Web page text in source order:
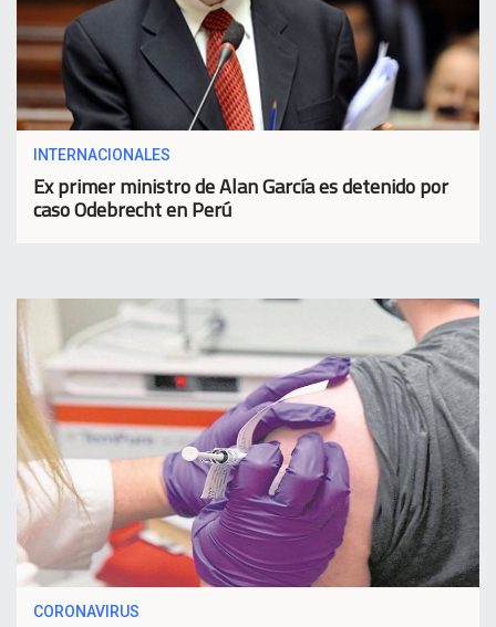
INTERNACIONALES
Ex primer ministro de Alan García es detenido por
caso Odebrecht en Perú
CORONAVIRUS